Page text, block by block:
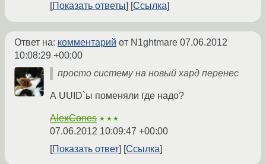
Показать ответы Ссылка
Ответ на: комментарий от N1ghtmare 07.06.2012
10:08:29 +00:00
просто систему на новый хард перенес
А UUID`ы поменяли где надо?
AlexCones ★★★
07.06.2012 10:09:47 +00:00
Показать ответ
Ссылка